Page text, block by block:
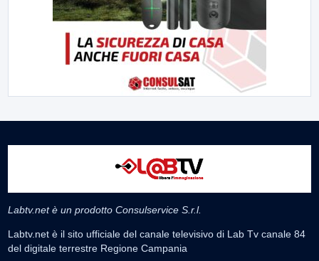
Labtv.net è un prodotto Consulservice S.r.l.
Labtv.net è il sito ufficiale del canale televisivo di Lab Tv canale 84
del digitale terrestre Regione Campania